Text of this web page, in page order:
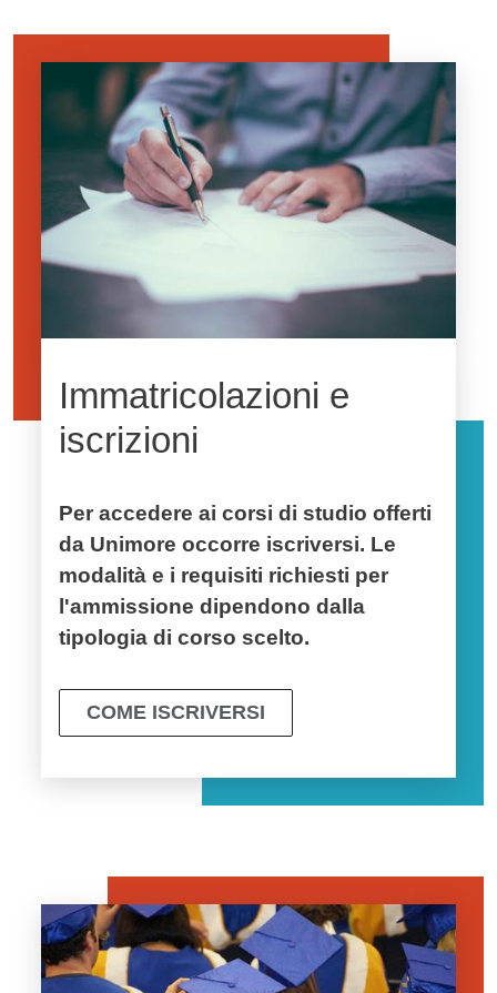
Image
Immatricolazioni e
iscrizioni
Per accedere ai corsi di studio offerti
da Unimore occorre iscriversi. Le
modalità e i requisiti richiesti per
l'ammissione dipendono dalla
tipologia di corso scelto.
COME ISCRIVERSI
Image